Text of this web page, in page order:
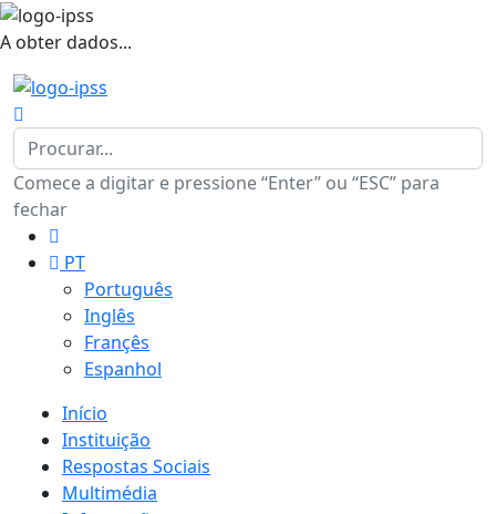
A obter dados...
Comece a digitar e pressione “Enter” ou “ESC” para
fechar
PT
Português
Inglês
Françês
Espanhol
Início
Instituição
Respostas Sociais
Multimédia